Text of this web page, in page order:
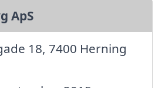
ApS
18, 7400 Herning